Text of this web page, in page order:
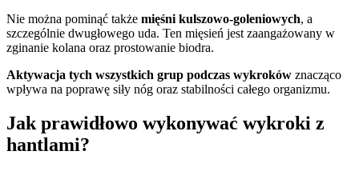
Nie można pominąć także mięśni kulszowo-goleniowych, a
szczególnie dwugłowego uda. Ten mięsień jest zaangażowany w
zginanie kolana oraz prostowanie biodra.
Aktywacja tych wszystkich grup podczas wykroków znacząco
wpływa na poprawę siły nóg oraz stabilności całego organizmu.
Jak prawidłowo wykonywać wykroki z
hantlami?